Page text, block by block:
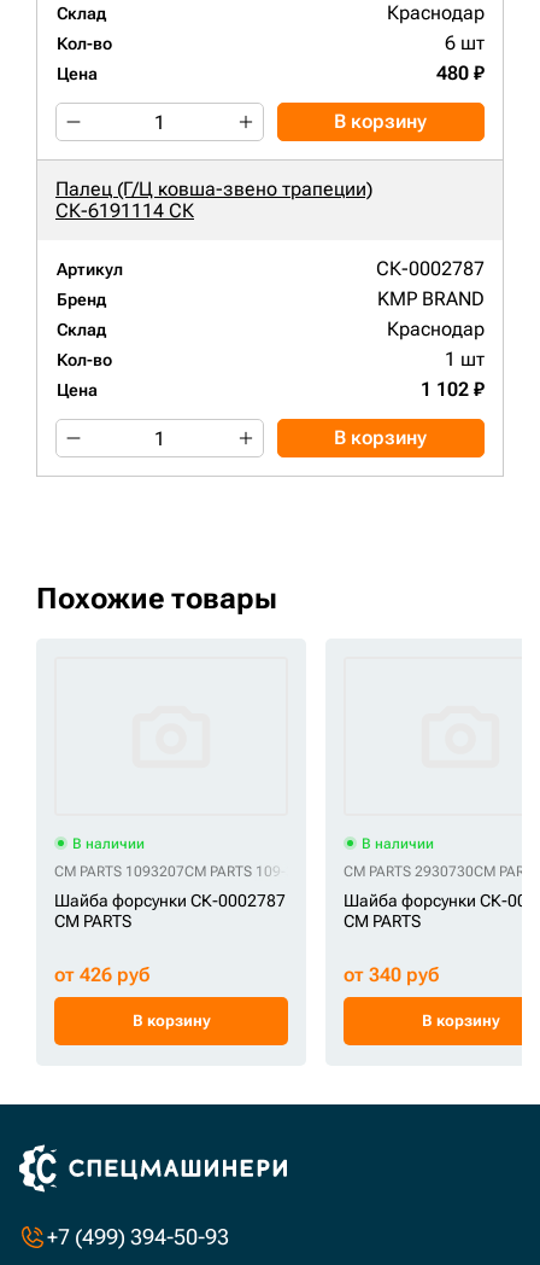
Склад Краснодар
Кол-во 6 шт
Цена 480 ₽
В корзину
Палец (Г/Ц ковша-звено трапеции)
СК-6191114 СК
Артикул СК-0002787
Бренд KMP BRAND
Склад Краснодар
Кол-во 1 шт
Цена 1 102 ₽
В корзину
Похожие товары
В наличии
CM PARTS 1093207CM PARTS 109-3207
Шайба форсунки СК-0002787
CM PARTS
от 426 руб
В корзину
В наличии
CM PARTS 2930730CM
Шайба форсунки СК-
CM PARTS
от 340 руб
В корзину
+7 (499) 394-50-93